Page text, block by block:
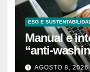
ESG E
Manual e
“anti-
empresas
AGOSTO 8, 2026